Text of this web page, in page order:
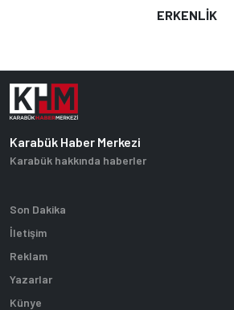
ERKENLİK
Karabük Haber Merkezi
Karabük hakkında haberler
Son Dakika
İletişim
Reklam
Yazarlar
Künye